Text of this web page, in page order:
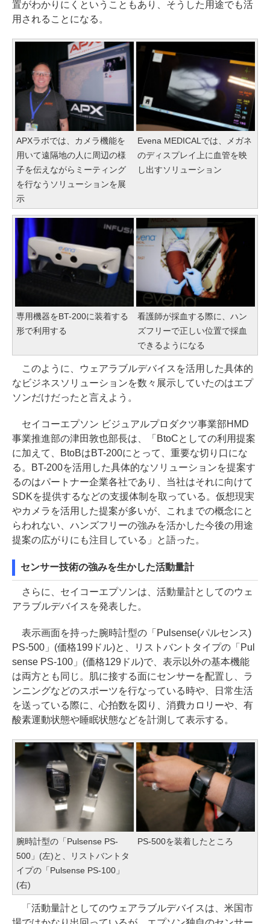
置がわかりにくということもあり、そうした用途でも活
用されることになる。
APXラボでは、カメラ機能を
用いて遠隔地の人に周辺の様
子を伝えながらミーティング
を行なうソリューションを展
示
Evena MEDICALでは、メガネ
のディスプレイ上に血管を映
し出すソリューション
専用機器をBT-200に装着する
形で利用する
看護師が採血する際に、ハン
ズフリーで正しい位置で採血
できるようになる
このように、ウェアラブルデバイスを活用した具体的
なビジネスソリューションを数々展示していたのはエプ
ソンだけだったと言えよう。
セイコーエプソン ビジュアルプロダクツ事業部HMD
事業推進部の津田敦也部長は、「BtoCとしての利用提案
に加えて、BtoBはBT-200にとって、重要な切り口にな
る。BT-200を活用した具体的なソリューションを提案す
るのはパートナー企業各社であり、当社はそれに向けて
SDKを提供するなどの支援体制を取っている。仮想現実
やカメラを活用した提案が多いが、これまでの概念にと
らわれない、ハンズフリーの強みを活かした今後の用途
提案の広がりにも注目している」と語った。
センサー技術の強みを生かした活動量計
さらに、セイコーエプソンは、活動量計としてのウェ
アラブルデバイスを発表した。
表示画面を持った腕時計型の「Pulsense(パルセンス)
PS-500」(価格199ドル)と、リストバントタイプの「Pul
sense PS-100」(価格129ドル)で、表示以外の基本機能
は両方とも同じ。肌に接する面にセンサーを配置し、ラ
ンニングなどのスポーツを行なっている時や、日常生活
を送っている際に、心拍数を図り、消費カロリーや、有
酸素運動状態や睡眠状態などを計測して表示する。
腕時計型の「Pulsense PS-
500」(左)と、リストバントタ
イプの「Pulsense PS-100」
(右)
PS-500を装着したところ
「活動量計としてのウェアラブルデバイスは、米国市